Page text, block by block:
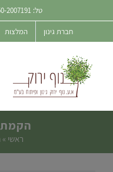
to
טל:2007191
חברת גינון המלצות
הקמת
ראשי »